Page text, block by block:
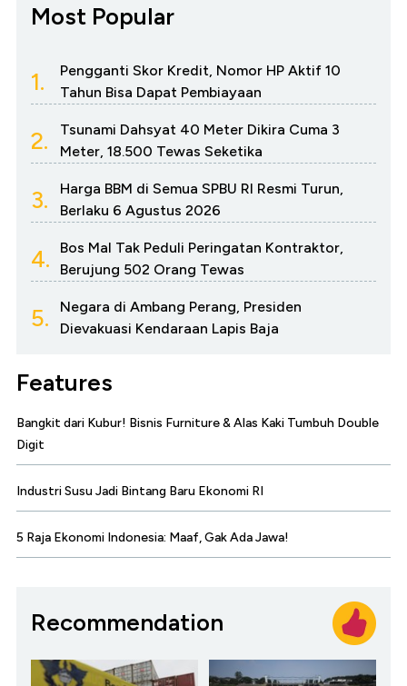
Most Popular
1.
Pengganti Skor Kredit, Nomor HP Aktif 10
Tahun Bisa Dapat Pembiayaan
2.
Tsunami Dahsyat 40 Meter Dikira Cuma 3
Meter, 18.500 Tewas Seketika
3.
Harga BBM di Semua SPBU RI Resmi Turun,
Berlaku 6 Agustus 2026
4.
Bos Mal Tak Peduli Peringatan Kontraktor,
Berujung 502 Orang Tewas
5.
Negara di Ambang Perang, Presiden
Dievakuasi Kendaraan Lapis Baja
Features
Bangkit dari Kubur! Bisnis Furniture & Alas Kaki Tumbuh Double
Digit
Industri Susu Jadi Bintang Baru Ekonomi RI
5 Raja Ekonomi Indonesia: Maaf, Gak Ada Jawa!
Recommendation